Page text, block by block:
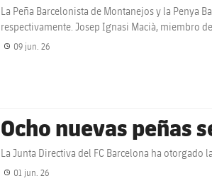
La Peña Barcelonista de Montanejos y la Penya
respectivamente. Josep Ignasi Macià, miembro
label.share.clock
09 jun. 26
Ocho nuevas peñas
La Junta Directiva del FC Barcelona ha
label.share.clock
01 jun. 26